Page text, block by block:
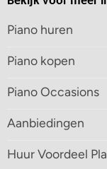
Piano huren
Piano kopen
Piano Occasions
Aanbiedingen
Huur Voordeel